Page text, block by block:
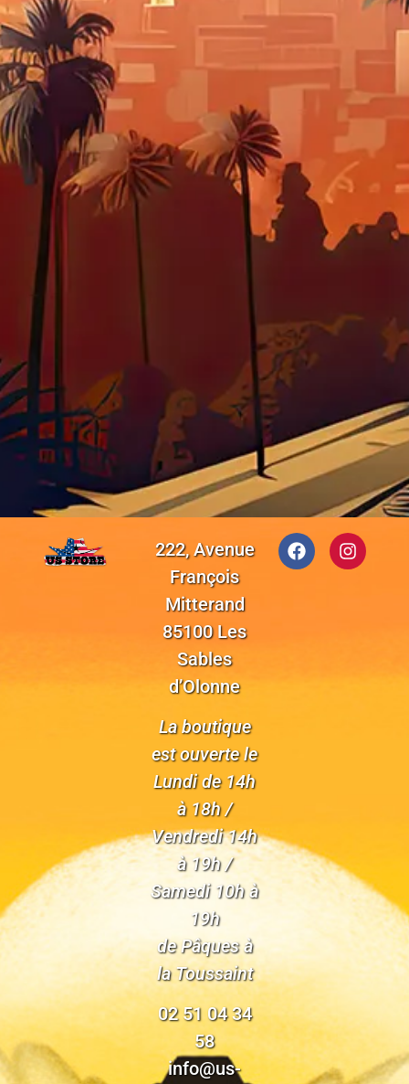
222, Avenue
François
Mitterand
85100 Les
Sables
d’Olonne
La boutique
est ouverte le
Lundi de 14h
à 18h /
Vendredi 14h
à 19h /
Samedi 10h à
19h
de Pâques à
la Toussaint
02 51 04 34
58
info@us-